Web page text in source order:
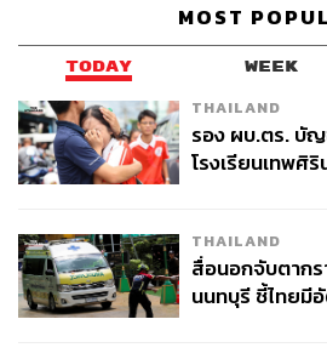
เช่น การเปิดคลินิกบนชั้น 21 ของอา
เช่าพื้นที่นอกห้างสรรพสินค้า
ขณะเดียวกันเริ่มต้นเจาะตลาดระดับ
หลัก เช่น ที่อุดรธานีและขอนแก่น โดย
สาขาที่อุดรธานีเมื่อกลางเดือนกุมภา
สามารถหาทำเลทองในคอมมูนิตี้มอ
ต้นทุนค่าเช่าในระยะยาวได้ดีกว่ากา
“ท่ามกลางการแข่งขันที่ดุเดือด เราเ
MOST
TODAY WEEK
THAILAND
รอง ผบ.ตร. บั
โรงเรียนเทพศิ
THAILAND
สื่อนอกจับตากร
นนทบุรี ชี้ไทยมี